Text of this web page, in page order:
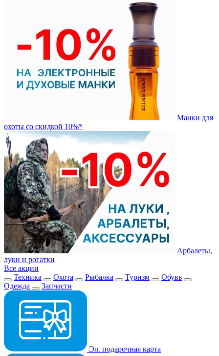
Манки для
охоты со скидкой 10%*
Арбалеты,
луки и рогатки
Все акции
Техника
Охота Рыбалка Туризм
Обувь
Одежда
Запчасти
Эл. подарочная карта